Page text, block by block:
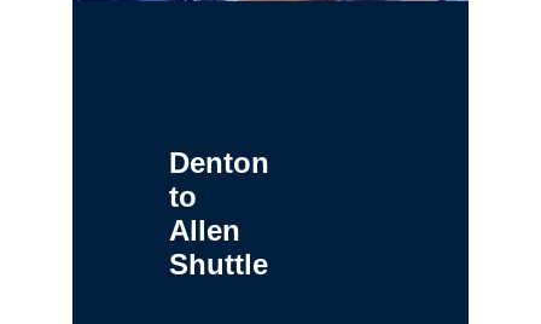
Denton
to
Allen
Shuttle